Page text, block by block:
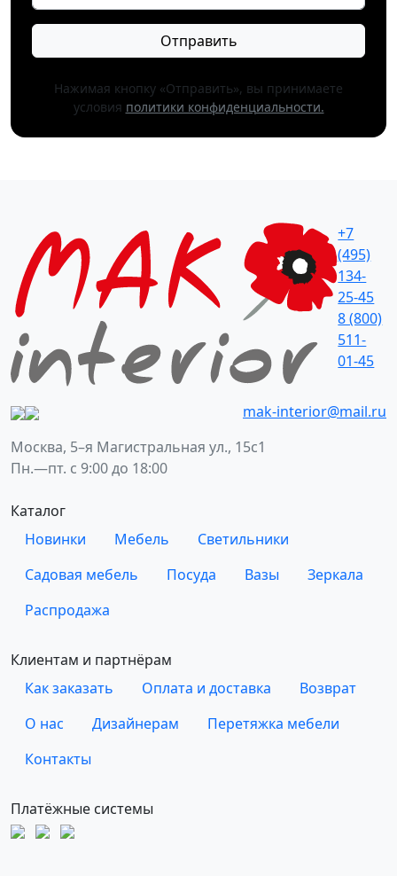
Отправить
Нажимая кнопку «Отправить», вы принимаете
условия политики конфиденциальности.
+7
(495)
134-
25-45
8 (800)
511-
01-45
mak-interior@mail.ru
Москва, 5–я Магистральная ул., 15с1
Пн.—пт. с 9:00 до 18:00
Каталог
Новинки
Мебель
Светильники
Садовая мебель
Посуда Вазы
Зеркала
Распродажа
Клиентам и партнёрам
Как заказать
Оплата и доставка
Возврат
О нас
Дизайнерам
Перетяжка мебели
Контакты
Платёжные системы